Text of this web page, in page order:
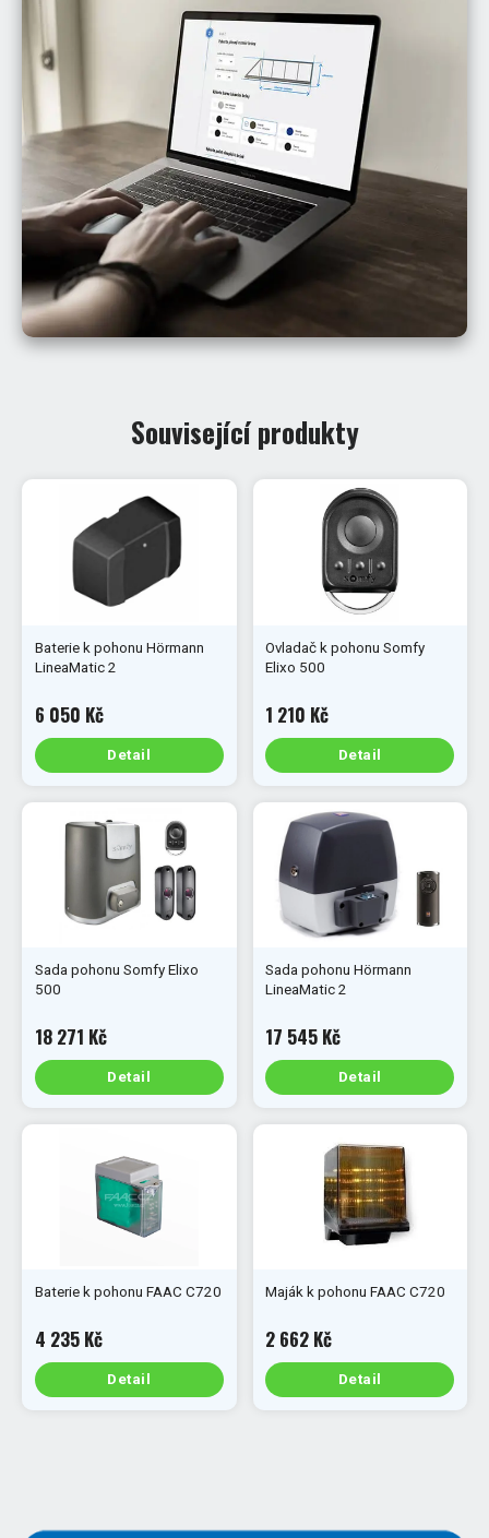
Související produkty
Baterie k pohonu Hörmann
LineaMatic 2
6 050 Kč
Detail
Ovladač k pohonu Somfy
Elixo 500
1 210 Kč
Detail
Sada pohonu Somfy Elixo
500
18 271 Kč
Detail
Sada pohonu Hörmann
LineaMatic 2
17 545 Kč
Detail
Baterie k pohonu FAAC C720
4 235 Kč
Detail
Maják k pohonu FAAC C720
2 662 Kč
Detail